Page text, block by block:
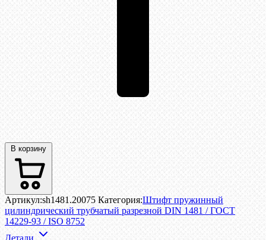
В корзину
Артикул:sh1481.20075 Категория:Штифт пружинный
цилиндрический трубчатый разрезной DIN 1481 / ГОСТ
14229-93 / ISO 8752